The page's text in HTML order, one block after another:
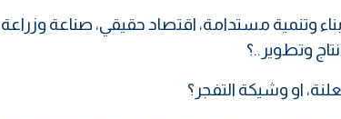
وتنمية مستدامة، اقتصاد حقيقي، صناعة وزراعة
وتطوير..؟
او وشيكة التفجر؟